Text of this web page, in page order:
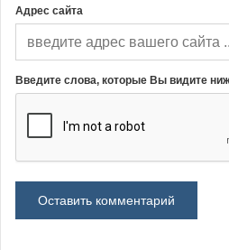
Адрес сайта
Введите слова, которые Вы видите